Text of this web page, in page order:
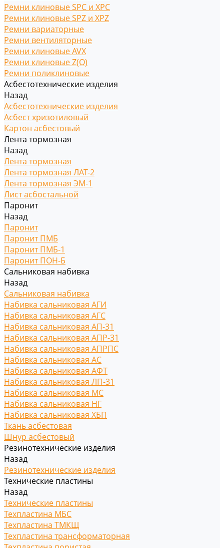
Ремни клиновые SPC и XPC
Ремни клиновые SPZ и XPZ
Ремни вариаторные
Ремни вентиляторные
Ремни клиновые AVX
Ремни клиновые Z(O)
Ремни поликлиновые
Асбестотехнические изделия
Назад
Асбестотехнические изделия
Асбест хризотиловый
Картон асбестовый
Лента тормозная
Назад
Лента тормозная
Лента тормозная ЛАТ-2
Лента тормозная ЭМ-1
Лист асбостальной
Паронит
Назад
Паронит
Паронит ПМБ
Паронит ПМБ-1
Паронит ПОН-Б
Сальниковая набивка
Назад
Сальниковая набивка
Набивка сальниковая АГИ
Набивка сальниковая АГС
Набивка сальниковая АП-31
Набивка сальниковая АПР-31
Набивка сальниковая АПРПС
Набивка сальниковая АС
Набивка сальниковая АФТ
Набивка сальниковая ЛП-31
Набивка сальниковая МС
Набивка сальниковая НГ
Набивка сальниковая ХБП
Ткань асбестовая
Шнур асбестовый
Резинотехнические изделия
Назад
Резинотехнические изделия
Технические пластины
Назад
Технические пластины
Техпластина МБС
Техпластина ТМКЩ
Техпластина трансформаторная